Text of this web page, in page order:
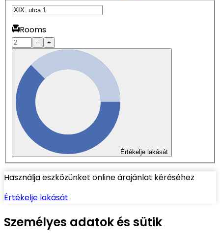
Rooms
– +
Értékelje lakását
Használja eszközünket online árajánlat kéréséhez
Értékelje lakását
Személyes adatok és sütik